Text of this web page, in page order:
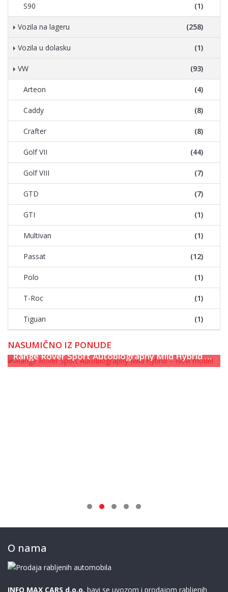
S90 (1)
Vozila na lageru (258)
Vozila u dolasku (1)
VW (93)
Arteon (4)
Caddy (8)
Crafter (8)
Golf VII (44)
Golf VIII (7)
GTD (7)
GTI (1)
Multivan (1)
Passat (12)
Polo (1)
T-Roc (1)
Tiguan (1)
NASUMIČNO IZ PONUDE
Range Rover Sport Autobiography Mild Hybrid – Novi model
O nama
INFO MAX CARS d.o.o. bavi se uvozom i prodajom rabljenih